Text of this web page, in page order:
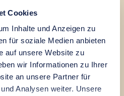
Cookies
Inhalte und Anzeigen zu
für soziale Medien anbieten
auf unsere Website zu
wir Informationen zu Ihrer
an unsere Partner für
Analysen weiter. Unsere
| EN
werden zum Zweck der
verarbeitet. Weitere
finden Sie in der